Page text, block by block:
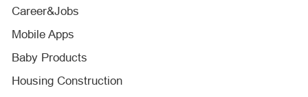
Career&Jobs
Mobile Apps
Baby Products
Housing Construction